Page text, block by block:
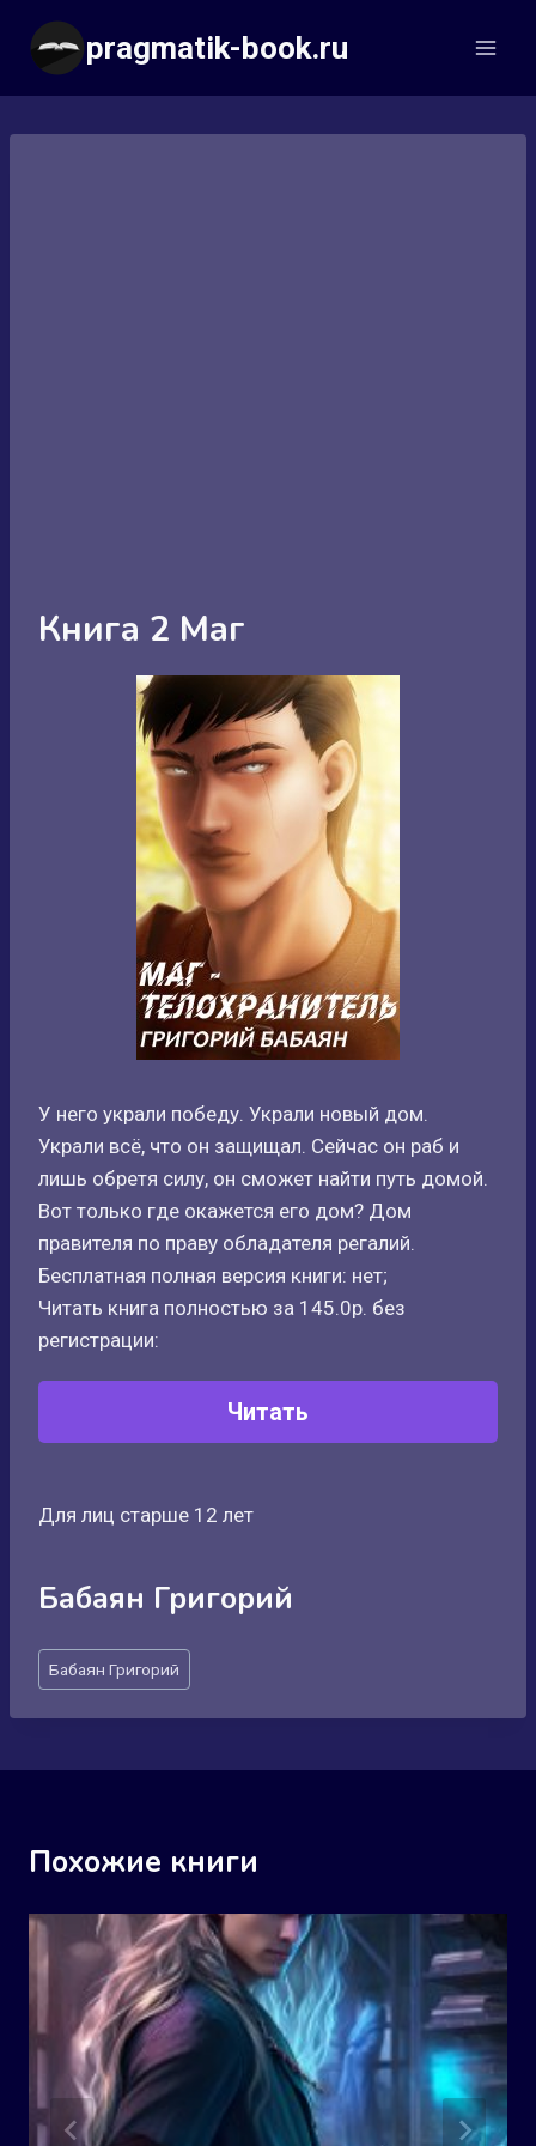
Перейти
содержимому
pragmatik-book.ru
Книга 2 Маг
У него украли победу. Украли новый дом.
Украли всё, что он защищал. Сейчас он раб и
лишь обретя силу, он сможет найти путь домой.
Вот только где окажется его дом? Дом
правителя по праву обладателя регалий.
Бесплатная полная версия книги: нет;
Читать книга полностью за 145.0р. без
регистрации:
Читать
Для лиц старше 12 лет
Бабаян Григорий
Метки
записи:
Бабаян Григорий
Похожие книги